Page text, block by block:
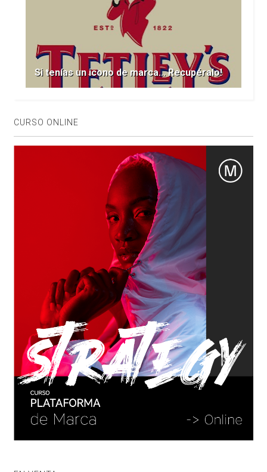
Si tenías un icono de marca... Recupéralo!
CURSO ONLINE